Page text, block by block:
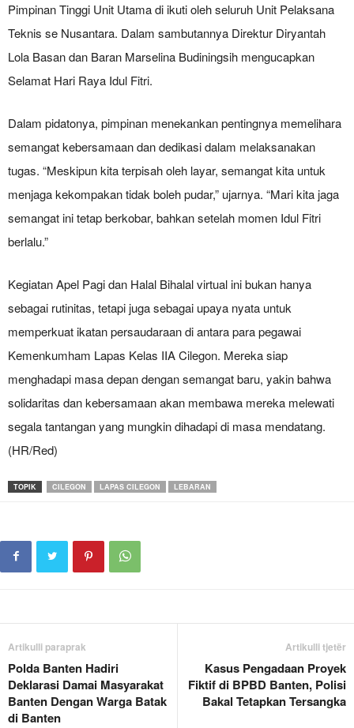
Pimpinan Tinggi Unit Utama di ikuti oleh seluruh Unit Pelaksana
Teknis se Nusantara. Dalam sambutannya Direktur Diryantah
Lola Basan dan Baran Marselina Budiningsih mengucapkan
Selamat Hari Raya Idul Fitri.
Dalam pidatonya, pimpinan menekankan pentingnya memelihara
semangat kebersamaan dan dedikasi dalam melaksanakan
tugas. “Meskipun kita terpisah oleh layar, semangat kita untuk
menjaga kekompakan tidak boleh pudar,” ujarnya. “Mari kita jaga
semangat ini tetap berkobar, bahkan setelah momen Idul Fitri
berlalu.”
Kegiatan Apel Pagi dan Halal Bihalal virtual ini bukan hanya
sebagai rutinitas, tetapi juga sebagai upaya nyata untuk
memperkuat ikatan persaudaraan di antara para pegawai
Kemenkumham Lapas Kelas IIA Cilegon. Mereka siap
menghadapi masa depan dengan semangat baru, yakin bahwa
solidaritas dan kebersamaan akan membawa mereka melewati
segala tantangan yang mungkin dihadapi di masa mendatang.
(HR/Red)
TOPIK CILEGON LAPAS CILEGON LEBARAN
Artikulli paraprak
Polda Banten Hadiri
Deklarasi Damai Masyarakat
Banten Dengan Warga Batak
di Banten
Artikulli tjetër
Kasus Pengadaan Proyek
Fiktif di BPBD Banten, Polisi
Bakal Tetapkan Tersangka